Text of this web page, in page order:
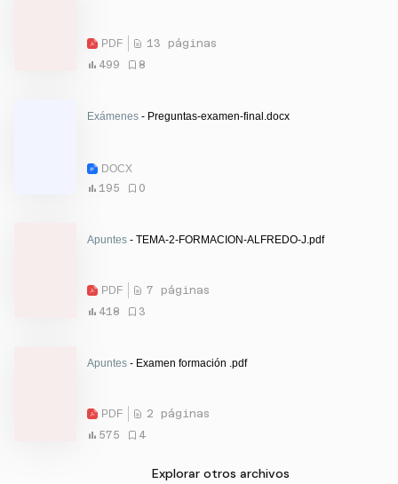
PDF
13 páginas
499
8
Exámenes - Preguntas-examen-final.docx
DOCX
195
0
Apuntes - TEMA-2-FORMACION-ALFREDO-J.pdf
PDF
7 páginas
418
3
Apuntes - Examen formación .pdf
PDF
2 páginas
575
4
Explorar otros archivos